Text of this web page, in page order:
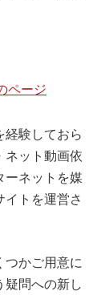
ページ
経験しておら
ネット動画依
ーネットを媒
トを運営さ
つかご用意に
問への新し